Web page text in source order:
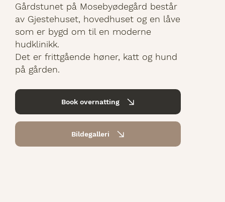
Gårdstunet på Mosebyødegård består
av Gjestehuset, hovedhuset og en låve
som er bygd om til en moderne
hudklinikk.
Det er frittgående høner, katt og hund
på gården.
Book overnatting
Bildegalleri